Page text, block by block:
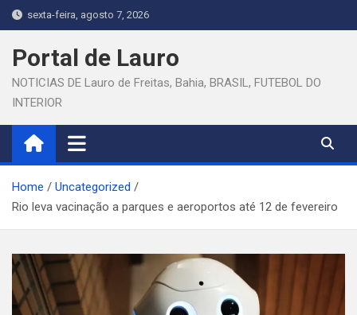
Skip
to
content
sexta-feira, agosto 7, 2026
Portal de Lauro
NOTICIAS DE Lauro de Freitas, Bahia, BRASIL, FUTEBOL DO
INTERIOR
Home
Uncategorized
Rio leva vacinação a parques e aeroportos até 12 de fevereiro